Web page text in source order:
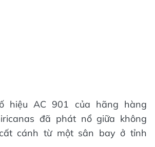
hiệu AC 901 của hãng hàng
đã phát nổ giữa không
cánh từ một sân bay ở tỉnh